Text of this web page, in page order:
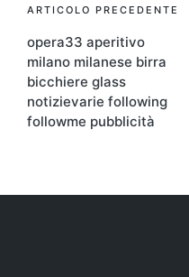
Navigazione
articoli
ARTICOLO PRECEDENTE
opera33 aperitivo
milano milanese birra
bicchiere glass
notizievarie following
followme pubblicità